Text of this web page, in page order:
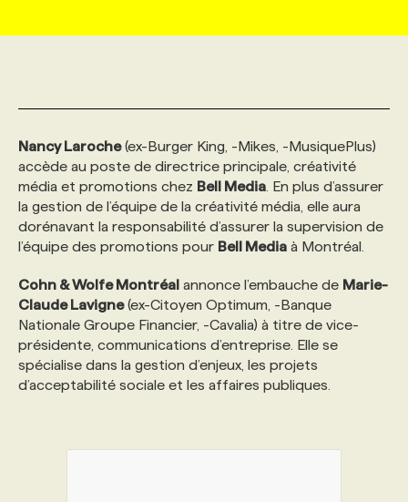
AFFAIRES DE L'INDUSTRIE
INITIATIVES NUMÉRIQUES
PRIX ET DISTINCTIONS
TENDANCES
WEB & MÉDIAS SOCIAUX
MARKETING DURABLE
GEO/SEO
ÉVÉNEMENTIEL
NOS AUTEUR‧RICES
INFOLETTRE PUBLICITÉ
ANNONCEZ AVEC NOUS
CONSULTER LA CVTHÈQUE
PROFIL ENTREPRISE
FAQ
ANNONCEZ AVEC NOUS
VOIR LES OFFRES
PROFIL CANDIDAT
FAQ
ANNONCEZ AVEC NOUS
NOS FORMATIONS EN LIGNE
NOS PARCOURS DE FORMATIONS
FORMATIONS PERSONNALISÉES
NOS FORMATEUR‧RICES
POURQUOI CHOISIR NOS FORMATIONS
NOS TARIFS
PROGRAMMES DE SUBVENTIONS
CHASSE DE TÊTE
SERVICE DE CHASSE DE TÊTE
NOS TARIFS
NOS EXPERTISES
FAQ
ANNONCEZ AVEC NOUS
Nancy Laroche(ex-Burger King, -Mikes, -MusiquePlus)
accède au poste de directrice principale, créativité
média et promotions chez Bell Media . En plus d’assurer
la gestion de l’équipe de la créativité média, elle aura
dorénavant la responsabilité d’assurer la supervision de
l’équipe des promotions pour Bell Media à Montréal.
Cohn & Wolfe Montréal annonce l’embauche de Marie-
Claude Lavigne(ex-Citoyen Optimum, -Banque
Nationale Groupe Financier, -Cavalia) à titre de vice-
présidente, communications d’entreprise. Elle se
spécialise dans la gestion d’enjeux, les projets
d’acceptabilité sociale et les affaires publiques.